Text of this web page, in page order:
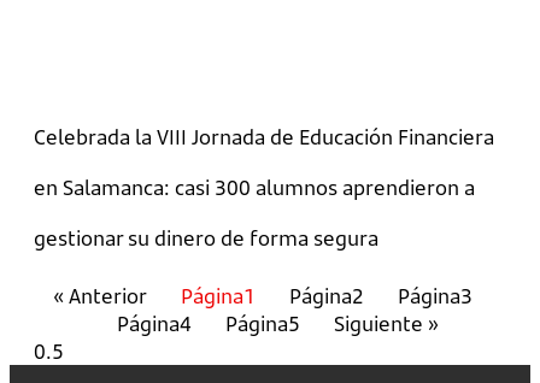
Celebrada la VIII Jornada de Educación Financiera
en Salamanca: casi 300 alumnos aprendieron a
gestionar su dinero de forma segura
« Anterior Página1 Página2 Página3
Página4 Página5 Siguiente »